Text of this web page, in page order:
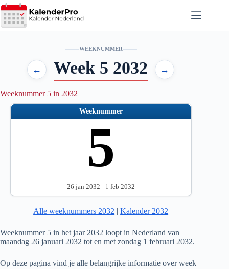
Ga
naar
de
WEEKNUMMER
← Week 5 2032 →
Weeknummer 5 in 2032
Weeknummer
5
26 jan 2032 - 1 feb 2032
Alle weeknummers 2032 |Kalender 2032
Weeknummer 5 in het jaar 2032 loopt in Nederland van
maandag 26 januari 2032 tot en met zondag 1 februari 2032.
Op deze pagina vind je alle belangrijke informatie over week